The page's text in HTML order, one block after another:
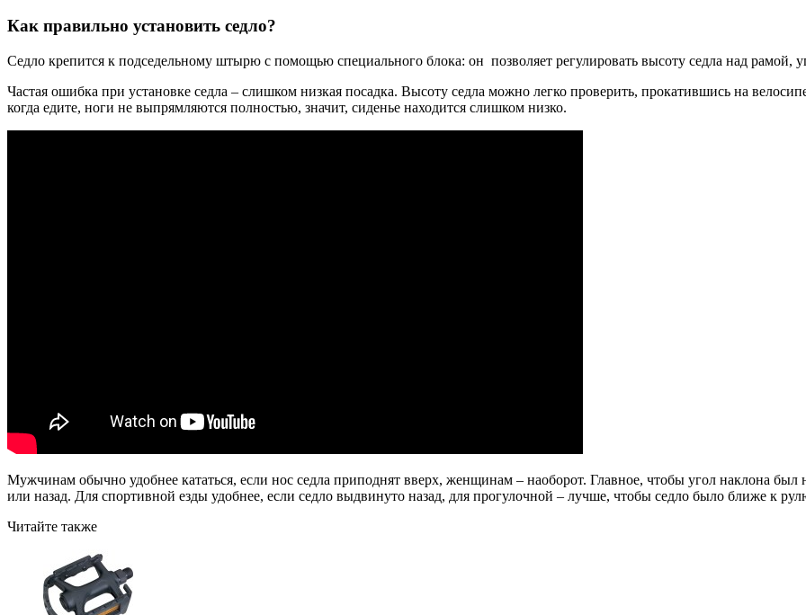
Как правильно установить седло?
Седло крепится к подседельному штырю с помощью специального блока: он позволяет регулировать высоту седла над рамой,
Частая ошибка при установке седла – слишком низкая посадка. Высоту седла можно легко проверить, прокатившись на
когда едите, ноги не выпрямляются полностью, значит, сиденье находится слишком низко.
Мужчинам обычно удобнее кататься, если нос седла приподнят вверх, женщинам – наоборот. Главное, чтобы угол наклона
или назад. Для спортивной езды удобнее, если седло выдвинуто назад, для прогулочной – лучше, чтобы седло было ближе к
Читайте также